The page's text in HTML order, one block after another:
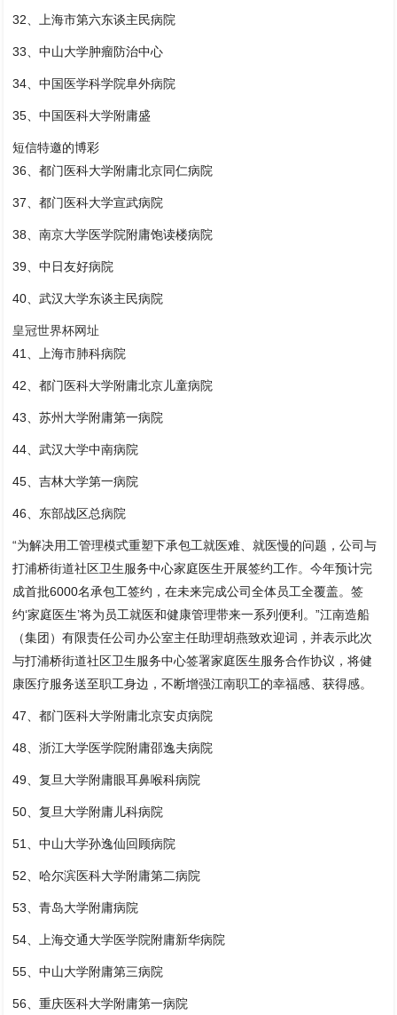
32、上海市第六东谈主民病院
33、中山大学肿瘤防治中心
34、中国医学科学院阜外病院
35、中国医科大学附庸盛
短信特邀的博彩
36、都门医科大学附庸北京同仁病院
37、都门医科大学宣武病院
38、南京大学医学院附庸饱读楼病院
39、中日友好病院
40、武汉大学东谈主民病院
皇冠世界杯网址
41、上海市肺科病院
42、都门医科大学附庸北京儿童病院
43、苏州大学附庸第一病院
44、武汉大学中南病院
45、吉林大学第一病院
46、东部战区总病院
“为解决用工管理模式重塑下承包工就医难、就医慢的问题，公司与
打浦桥街道社区卫生服务中心家庭医生开展签约工作。今年预计完
成首批6000名承包工签约，在未来完成公司全体员工全覆盖。签
约‘家庭医生’将为员工就医和健康管理带来一系列便利。”江南造船
（集团）有限责任公司办公室主任助理胡燕致欢迎词，并表示此次
与打浦桥街道社区卫生服务中心签署家庭医生服务合作协议，将健
康医疗服务送至职工身边，不断增强江南职工的幸福感、获得感。
47、都门医科大学附庸北京安贞病院
48、浙江大学医学院附庸邵逸夫病院
49、复旦大学附庸眼耳鼻喉科病院
50、复旦大学附庸儿科病院
51、中山大学孙逸仙回顾病院
52、哈尔滨医科大学附庸第二病院
53、青岛大学附庸病院
54、上海交通大学医学院附庸新华病院
55、中山大学附庸第三病院
56、重庆医科大学附庸第一病院